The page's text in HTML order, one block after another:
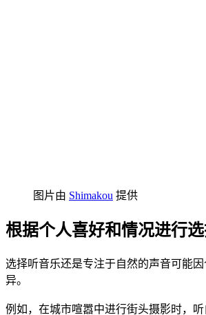
图片由 Shimakou 提供
根据个人喜好和情况进行
选择听音乐还是专注于自然的声音可能
异。
例如，在城市喧嚣中进行街头摄影时，